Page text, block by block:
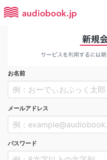
お名前
メールアドレス
パスワード